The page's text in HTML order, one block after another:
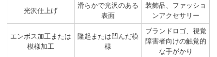
光沢仕上げ
滑らかで光沢のある
表面
装飾品、ファッショ
ンアクセサリー
エンボス加工または
模様加工
隆起または凹んだ模
様
ブランドロゴ、視覚
障害者向けの触覚的
な手がかり